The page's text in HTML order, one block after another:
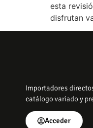
esta
disfrutan
Importadores
catálogo variado y
Acceder